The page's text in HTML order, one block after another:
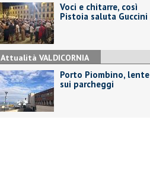
Voci e chitarre, così
Pistoia saluta Guccini
Attualità VALDICORNIA
Porto Piombino, lente
sui parcheggi